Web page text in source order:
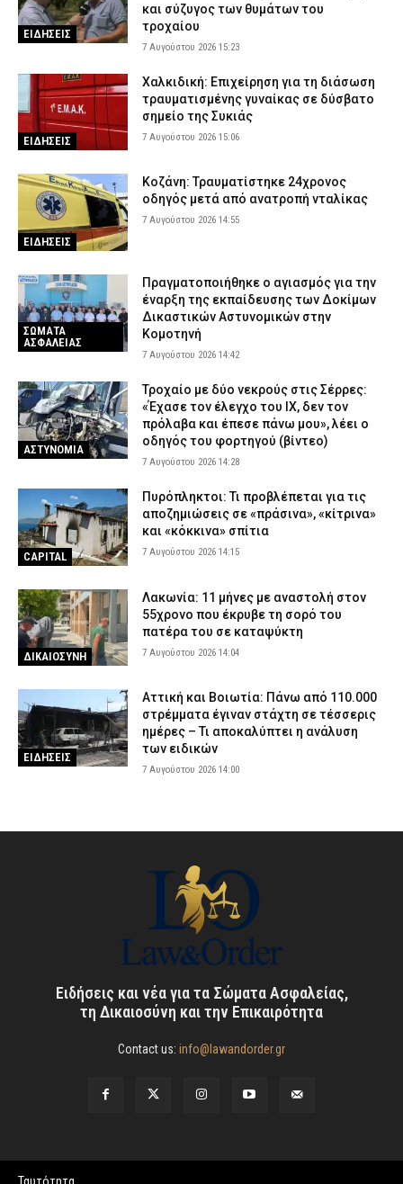
ΕΙΔΗΣΕΙΣ
και σύζυγος των θυμάτων του
τροχαίου
7 Αυγούστου 2026 15:23
ΕΙΔΗΣΕΙΣ
Χαλκιδική: Επιχείρηση για τη διάσωση
τραυματισμένης γυναίκας σε δύσβατο
σημείο της Συκιάς
7 Αυγούστου 2026 15:06
ΕΙΔΗΣΕΙΣ
Κοζάνη: Τραυματίστηκε 24χρονος
οδηγός μετά από ανατροπή νταλίκας
7 Αυγούστου 2026 14:55
ΣΩΜΑΤΑ
ΑΣΦΑΛΕΙΑΣ
Πραγματοποιήθηκε ο αγιασμός για την
έναρξη της εκπαίδευσης των Δοκίμων
Δικαστικών Αστυνομικών στην
Κομοτηνή
7 Αυγούστου 2026 14:42
ΑΣΤΥΝΟΜΙΑ
Τροχαίο με δύο νεκρούς στις Σέρρες:
«Έχασε τον έλεγχο του ΙΧ, δεν τον
πρόλαβα και έπεσε πάνω μου», λέει ο
οδηγός του φορτηγού (βίντεο)
7 Αυγούστου 2026 14:28
CAPITAL
Πυρόπληκτοι: Τι προβλέπεται για τις
αποζημιώσεις σε «πράσινα», «κίτρινα»
και «κόκκινα» σπίτια
7 Αυγούστου 2026 14:15
ΔΙΚΑΙΟΣΥΝΗ
Λακωνία: 11 μήνες με αναστολή στον
55χρονο που έκρυβε τη σορό του
πατέρα του σε καταψύκτη
7 Αυγούστου 2026 14:04
ΕΙΔΗΣΕΙΣ
Αττική και Βοιωτία: Πάνω από 110.000
στρέμματα έγιναν στάχτη σε τέσσερις
ημέρες – Τι αποκαλύπτει η ανάλυση
των ειδικών
7 Αυγούστου 2026 14:00
Ειδήσεις και νέα για τα Σώματα Ασφαλείας,
τη Δικαιοσύνη και την Επικαιρότητα
Contact us: info@lawandorder.gr
Ταυτότητα